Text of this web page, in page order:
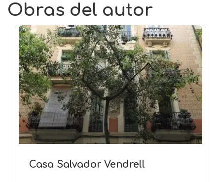
Obras del autor
Casa Salvador Vendrell